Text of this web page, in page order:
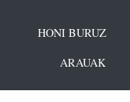
HONI BURUZ
ARAUAK